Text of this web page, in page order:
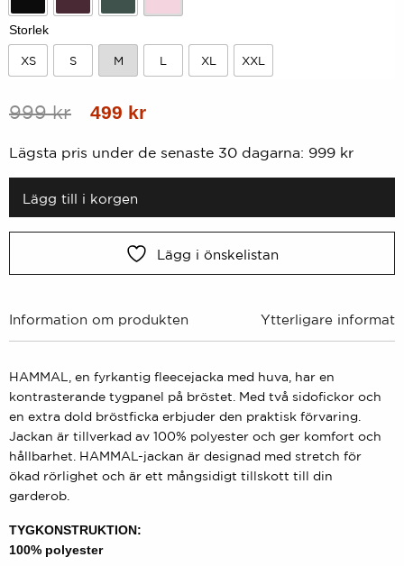
Svart Dk-plumSkogsgrön
Storlek
XS
XS
S
S
M
M
L
L
XL
XL
XXL
XXL
999kr
Ursprungligt
999
kr.
499 krNuvarande
kr.
Lägsta pris under de senaste 30 dagarna: 999 kr
Lägg till i korgen
Lägg i önskelistan
Information om produkten Ytterligare
HAMMAL, en fyrkantig fleecejacka med huva, har en
kontrasterande tygpanel på bröstet. Med två sidofickor och
en extra dold bröstficka erbjuder den praktisk förvaring.
Jackan är tillverkad av 100% polyester och ger komfort och
hållbarhet. HAMMAL-jackan är designad med stretch för
ökad rörlighet och är ett mångsidigt tillskott till din
garderob.
TYGKONSTRUKTION:
100% polyester